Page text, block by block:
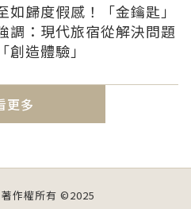
如歸度假感！「金鑰匙」
調：現代旅宿從解決問題
創造體驗」
更多
作權所有 ©2025